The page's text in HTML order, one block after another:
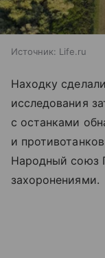
Источник: Life.ru
Находку
исследования
с останками
и
Народный союз
захоронениями.